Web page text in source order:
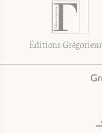
Éditions